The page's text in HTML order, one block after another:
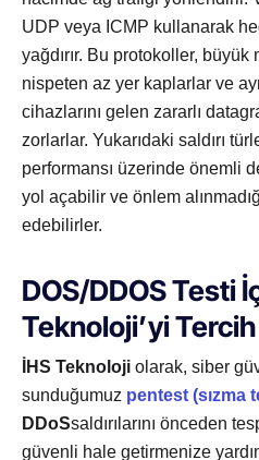
UDP veya ICMP kullanarak
yağdırır. Bu protokoller,
nispeten az yer kaplarlar ve
cihazlarını gelen zararlı
zorlarlar. Yukarıdaki saldırı
performansı üzerinde önemli
yol açabilir ve önlem
edebilirler.
DOS/DDOS Testi
Teknoloji’yi
İHS Teknoloji olarak, siber
sunduğumuz pentest (sızma
DDoSsaldırılarını önceden
güvenli hale getirmenize